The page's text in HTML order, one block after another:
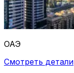
ОАЭ
Смотреть детали